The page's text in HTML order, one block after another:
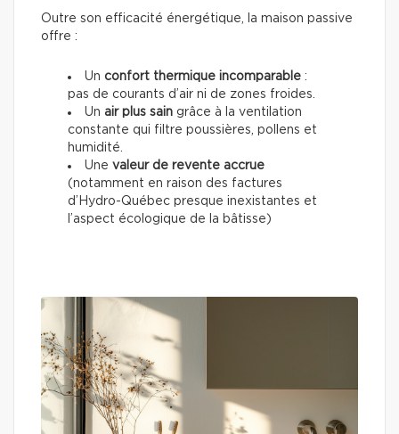
Outre son efficacité énergétique, la maison passive
offre :
Un confort thermique incomparable :
pas de courants d’air ni de zones froides.
Un air plus sain grâce à la ventilation
constante qui filtre poussières, pollens et
humidité.
Une valeur de revente accrue
(notamment en raison des factures
d’Hydro-Québec presque inexistantes et
l’aspect écologique de la bâtisse)